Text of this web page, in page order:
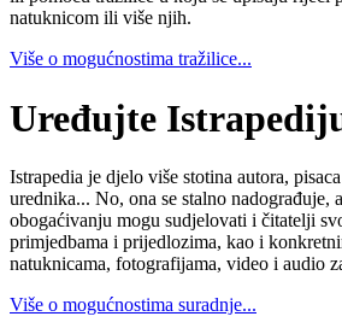
natuknicom ili više njih.
Više o mogućnostima tražilice...
Uređujte
Istrapedia je djelo više stotina autora,
urednika... No, ona se stalno nadograđuje,
obogaćivanju mogu sudjelovati i čitatelji
primjedbama i prijedlozima, kao i
natuknicama, fotografijama, video i audio
Više o mogućnostima suradnje...